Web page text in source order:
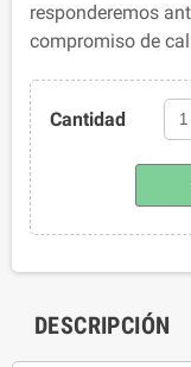
responderemos
compromiso de
Cantidad
DESCRIPCIÓN